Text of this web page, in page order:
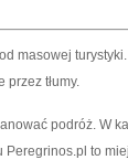
masowej
przez tłumy.
podróż. W
to